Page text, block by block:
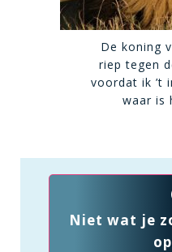
De koning
riep tegen
voordat ik ’t
waar is
Niet wat je